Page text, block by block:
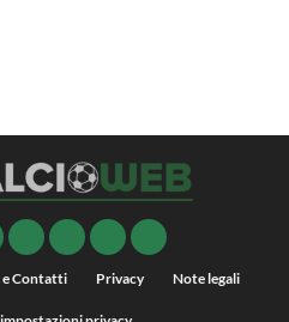
e Contatti Privacy Note legali